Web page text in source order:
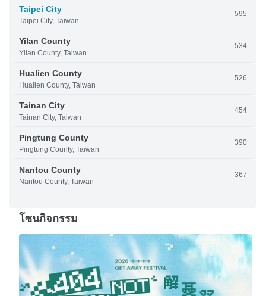
Taipei City
Taipei City, Taiwan
595
Yilan County
Yilan County, Taiwan
534
Hualien County
Hualien County, Taiwan
526
Tainan City
Tainan City, Taiwan
454
Pingtung County
Pingtung County, Taiwan
390
Nantou County
Nantou County, Taiwan
367
โซนกิจกรรม